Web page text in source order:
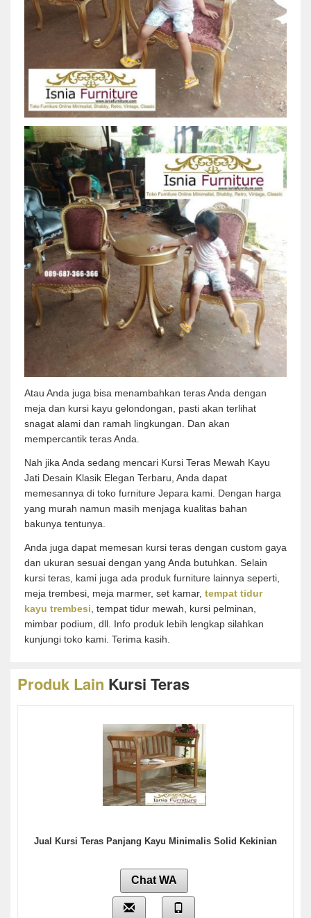
Atau Anda juga bisa menambahkan teras Anda dengan
meja dan kursi kayu gelondongan, pasti akan terlihat
snagat alami dan ramah lingkungan. Dan akan
mempercantik teras Anda.
Nah jika Anda sedang mencari Kursi Teras Mewah Kayu
Jati Desain Klasik Elegan Terbaru, Anda dapat
memesannya di toko furniture Jepara kami. Dengan harga
yang murah namun masih menjaga kualitas bahan
bakunya tentunya.
Anda juga dapat memesan kursi teras dengan custom gaya
dan ukuran sesuai dengan yang Anda butuhkan. Selain
kursi teras, kami juga ada produk furniture lainnya seperti,
meja trembesi, meja marmer, set kamar, tempat tidur
kayu trembesi , tempat tidur mewah, kursi pelminan,
mimbar podium, dll. Info produk lebih lengkap silahkan
kunjungi toko kami. Terima kasih.
Produk Lain Kursi Teras
Jual Kursi Teras Panjang Kayu Minimalis Solid Kekinian
Chat WA